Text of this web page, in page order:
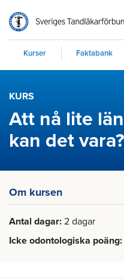
Kurser Faktabank
KURS
Att nå lite
kan det vara?
Om kursen
Antal dagar 2 dagar
Icke odontologiska poäng